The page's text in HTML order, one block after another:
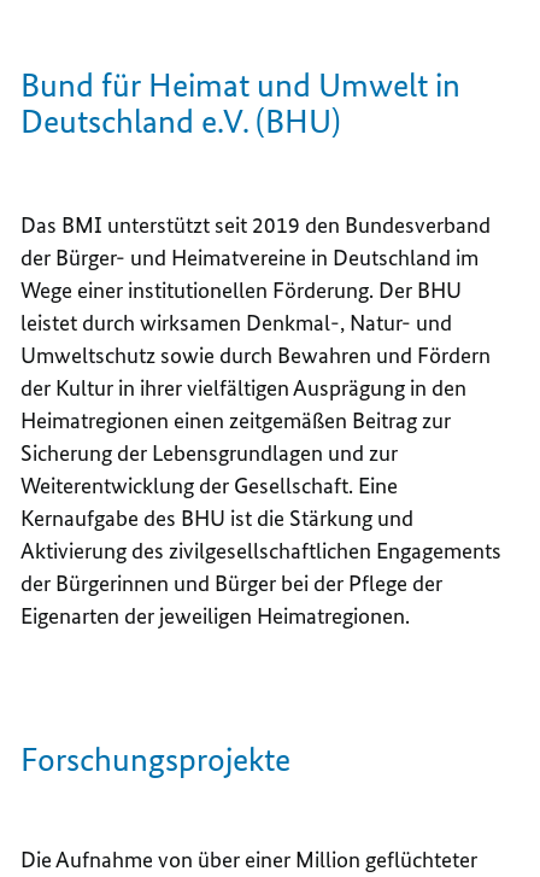
Bund für Heimat und Umwelt in
Deutschland e.V. (BHU)
Das BMI unterstützt seit 2019 den Bundesverband
der Bürger- und Heimatvereine in Deutschland im
Wege einer institutionellen Förderung. Der BHU
leistet durch wirksamen Denkmal-, Natur- und
Umweltschutz sowie durch Bewahren und Fördern
der Kultur in ihrer vielfältigen Ausprägung in den
Heimatregionen einen zeitgemäßen Beitrag zur
Sicherung der Lebensgrundlagen und zur
Weiterentwicklung der Gesellschaft. Eine
Kernaufgabe des BHU ist die Stärkung und
Aktivierung des zivilgesellschaftlichen Engagements
der Bürgerinnen und Bürger bei der Pflege der
Eigenarten der jeweiligen Heimatregionen.
Forschungsprojekte
Die Aufnahme von über einer Million geflüchteter